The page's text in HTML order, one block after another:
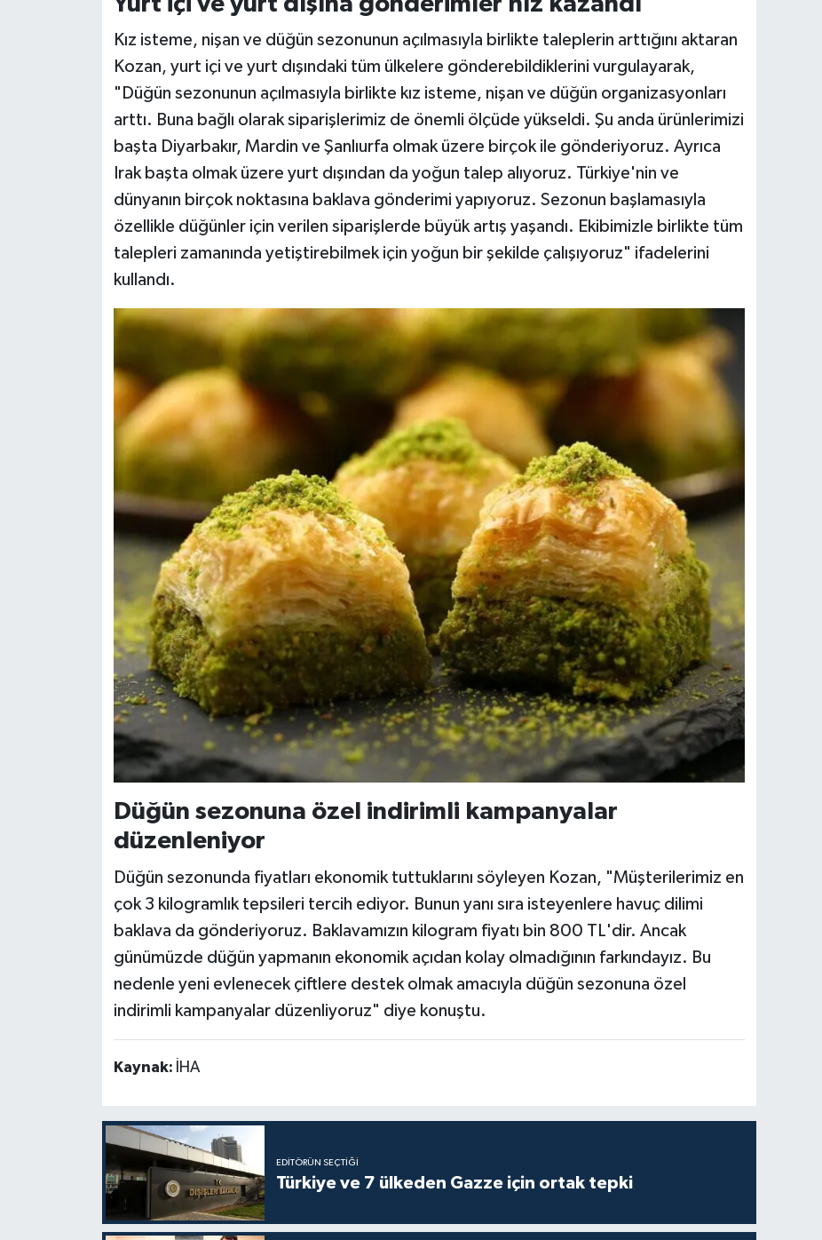
Kız isteme, nişan ve düğün sezonunun açılmasıyla birlikte taleplerin arttığını aktaran
Kozan, yurt içi ve yurt dışındaki tüm ülkelere gönderebildiklerini vurgulayarak,
"Düğün sezonunun açılmasıyla birlikte kız isteme, nişan ve düğün organizasyonları
arttı. Buna bağlı olarak siparişlerimiz de önemli ölçüde yükseldi. Şu anda ürünlerimizi
başta Diyarbakır, Mardin ve Şanlıurfa olmak üzere birçok ile gönderiyoruz. Ayrıca
Irak başta olmak üzere yurt dışından da yoğun talep alıyoruz. Türkiye'nin ve
dünyanın birçok noktasına baklava gönderimi yapıyoruz. Sezonun başlamasıyla
özellikle düğünler için verilen siparişlerde büyük artış yaşandı. Ekibimizle birlikte tüm
talepleri zamanında yetiştirebilmek için yoğun bir şekilde çalışıyoruz" ifadelerini
kullandı.
Düğün sezonuna özel indirimli kampanyalar
düzenleniyor
Düğün sezonunda fiyatları ekonomik tuttuklarını söyleyen Kozan, "Müşterilerimiz en
çok 3 kilogramlık tepsileri tercih ediyor. Bunun yanı sıra isteyenlere havuç dilimi
baklava da gönderiyoruz. Baklavamızın kilogram fiyatı bin 800 TL'dir. Ancak
günümüzde düğün yapmanın ekonomik açıdan kolay olmadığının farkındayız. Bu
nedenle yeni evlenecek çiftlere destek olmak amacıyla düğün sezonuna özel
indirimli kampanyalar düzenliyoruz" diye konuştu.
Kaynak: İHA
EDITÖRÜN SEÇTIĞI
Türkiye ve 7 ülkeden Gazze için ortak tepki